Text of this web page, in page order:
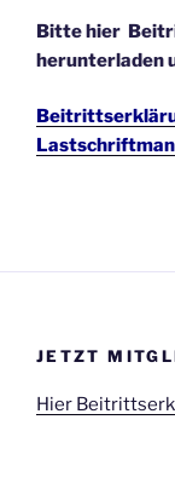
Bitte hier
herunterladen
JETZT
Hier